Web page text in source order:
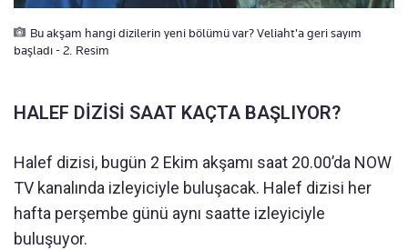
Bu akşam hangi dizilerin yeni bölümü var? Veliaht'a geri sayım
başladı - 2. Resim
HALEF DİZİSİ SAAT KAÇTA BAŞLIYOR?
Halef dizisi, bugün 2 Ekim akşamı saat 20.00’da NOW
TV kanalında izleyiciyle buluşacak. Halef dizisi her
hafta perşembe günü aynı saatte izleyiciyle
buluşuyor.